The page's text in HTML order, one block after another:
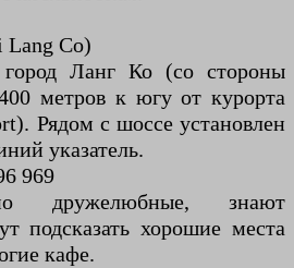
Lang Co)
Ланг Ко (со стороны
метров к югу от курорта
Рядом с шоссе установлен
указатель.
969
дружелюбные, знают
подсказать хорошие места
кафе.